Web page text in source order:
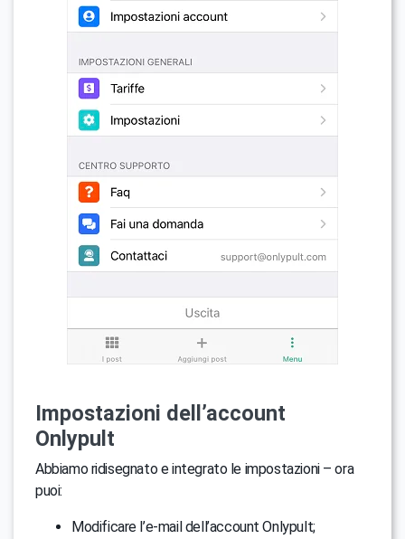
Impostazioni dell’account
Onlypult
Abbiamo ridisegnato e integrato le impostazioni – ora
puoi:
Modificare l’e-mail dell’account Onlypult;